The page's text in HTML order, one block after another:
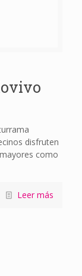
disfruten
como
Leer más